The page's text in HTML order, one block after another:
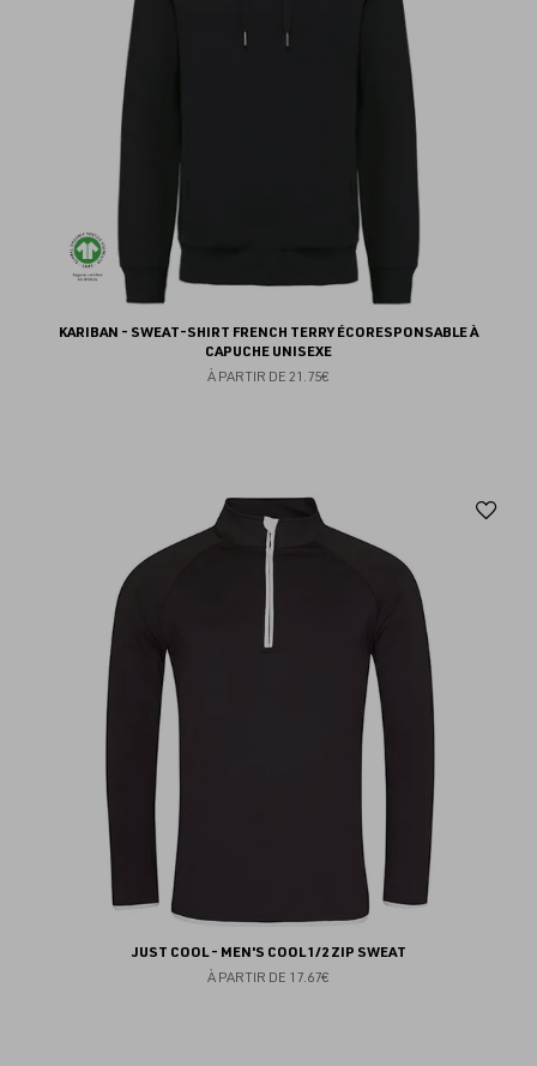
KARIBAN - SWEAT-SHIRT FRENCH TERRY ÉCORESPONSABLE À
CAPUCHE UNISEXE
À PARTIR DE 21.75€
JUST COOL - MEN'S COOL 1/2 ZIP SWEAT
À PARTIR DE 17.67€